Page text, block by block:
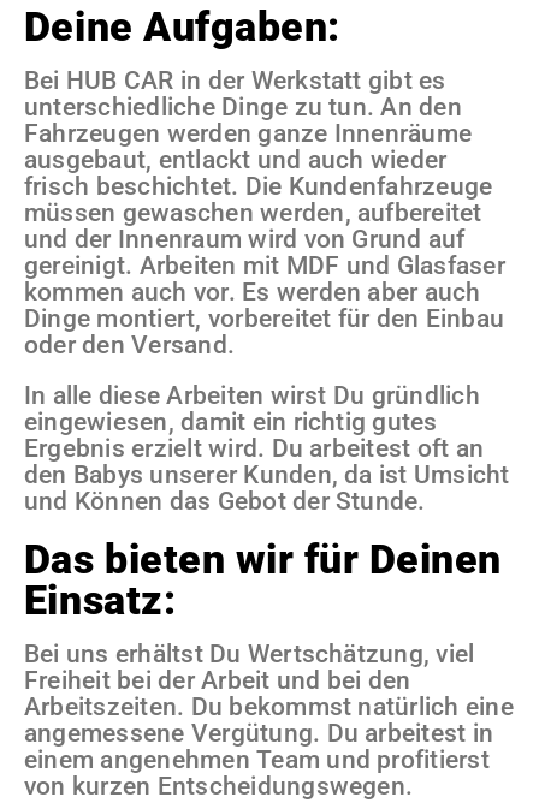
Deine Aufgaben:
Bei HUB CAR in der Werkstatt gibt es
unterschiedliche Dinge zu tun. An den
Fahrzeugen werden ganze Innenräume
ausgebaut, entlackt und auch wieder
frisch beschichtet. Die Kundenfahrzeuge
müssen gewaschen werden, aufbereitet
und der Innenraum wird von Grund auf
gereinigt. Arbeiten mit MDF und Glasfaser
kommen auch vor. Es werden aber auch
Dinge montiert, vorbereitet für den Einbau
oder den Versand.
In alle diese Arbeiten wirst Du gründlich
eingewiesen, damit ein richtig gutes
Ergebnis erzielt wird. Du arbeitest oft an
den Babys unserer Kunden, da ist Umsicht
und Können das Gebot der Stunde.
Das bieten wir für Deinen
Einsatz:
Bei uns erhältst Du Wertschätzung, viel
Freiheit bei der Arbeit und bei den
Arbeitszeiten. Du bekommst natürlich eine
angemessene Vergütung. Du arbeitest in
einem angenehmen Team und profitierst
von kurzen Entscheidungswegen.